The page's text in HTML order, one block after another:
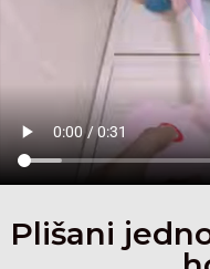
Plišani